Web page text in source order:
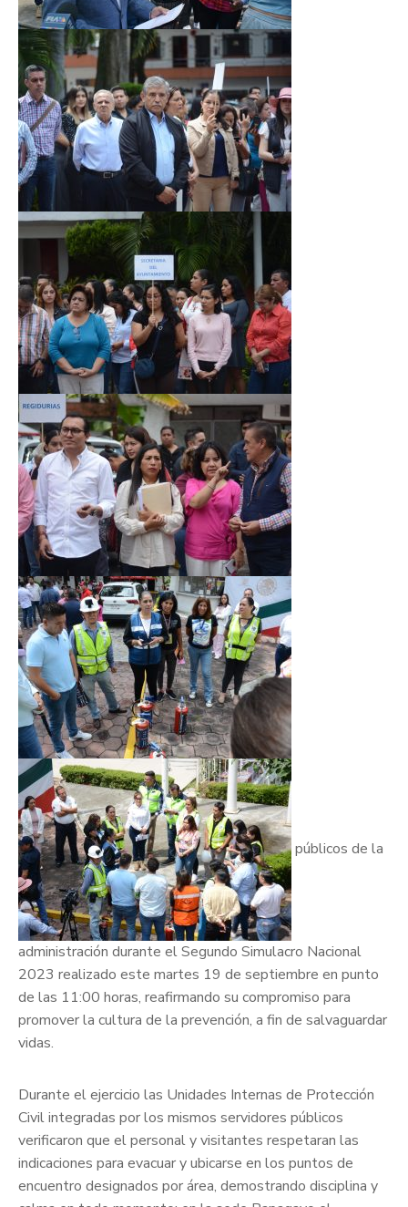
públicos de la
administración durante el Segundo Simulacro Nacional
2023 realizado este martes 19 de septiembre en punto
de las 11:00 horas, reafirmando su compromiso para
promover la cultura de la prevención, a fin de salvaguardar
vidas.
Durante el ejercicio las Unidades Internas de Protección
Civil integradas por los mismos servidores públicos
verificaron que el personal y visitantes respetaran las
indicaciones para evacuar y ubicarse en los puntos de
encuentro designados por área, demostrando disciplina y